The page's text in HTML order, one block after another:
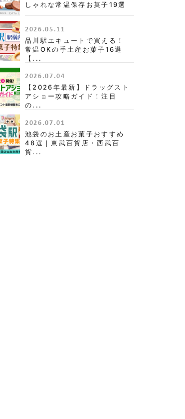
しゃれな常温保存お菓子19選
2026.05.11
品川駅エキュートで買える！
常温OKの手土産お菓子16選
【...
2026.07.04
【2026年最新】ドラッグスト
アショー攻略ガイド！注目
の...
2026.07.01
池袋のお土産お菓子おすすめ
48選｜東武百貨店・西武百
貨...